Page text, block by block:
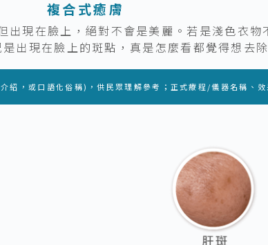
複合式癒膚
出現在臉上，絕對不會是美麗。若是淺色衣
出現在臉上的斑點，真是怎麼看都覺得想去除
紹，或口語化俗稱)，供民眾理解參考；正式療程/儀器名稱、效